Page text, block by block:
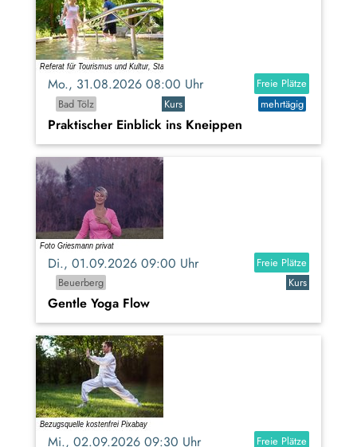
Mo., 31.08.2026 08:00 Uhr
Freie Plätze
Bad Tölz
Kurs mehrtägig
Praktischer Einblick ins Kneippen
Di., 01.09.2026 09:00 Uhr
Freie Plätze
Beuerberg
Kurs
Gentle Yoga Flow
Mi., 02.09.2026 09:30 Uhr
Freie Plätze